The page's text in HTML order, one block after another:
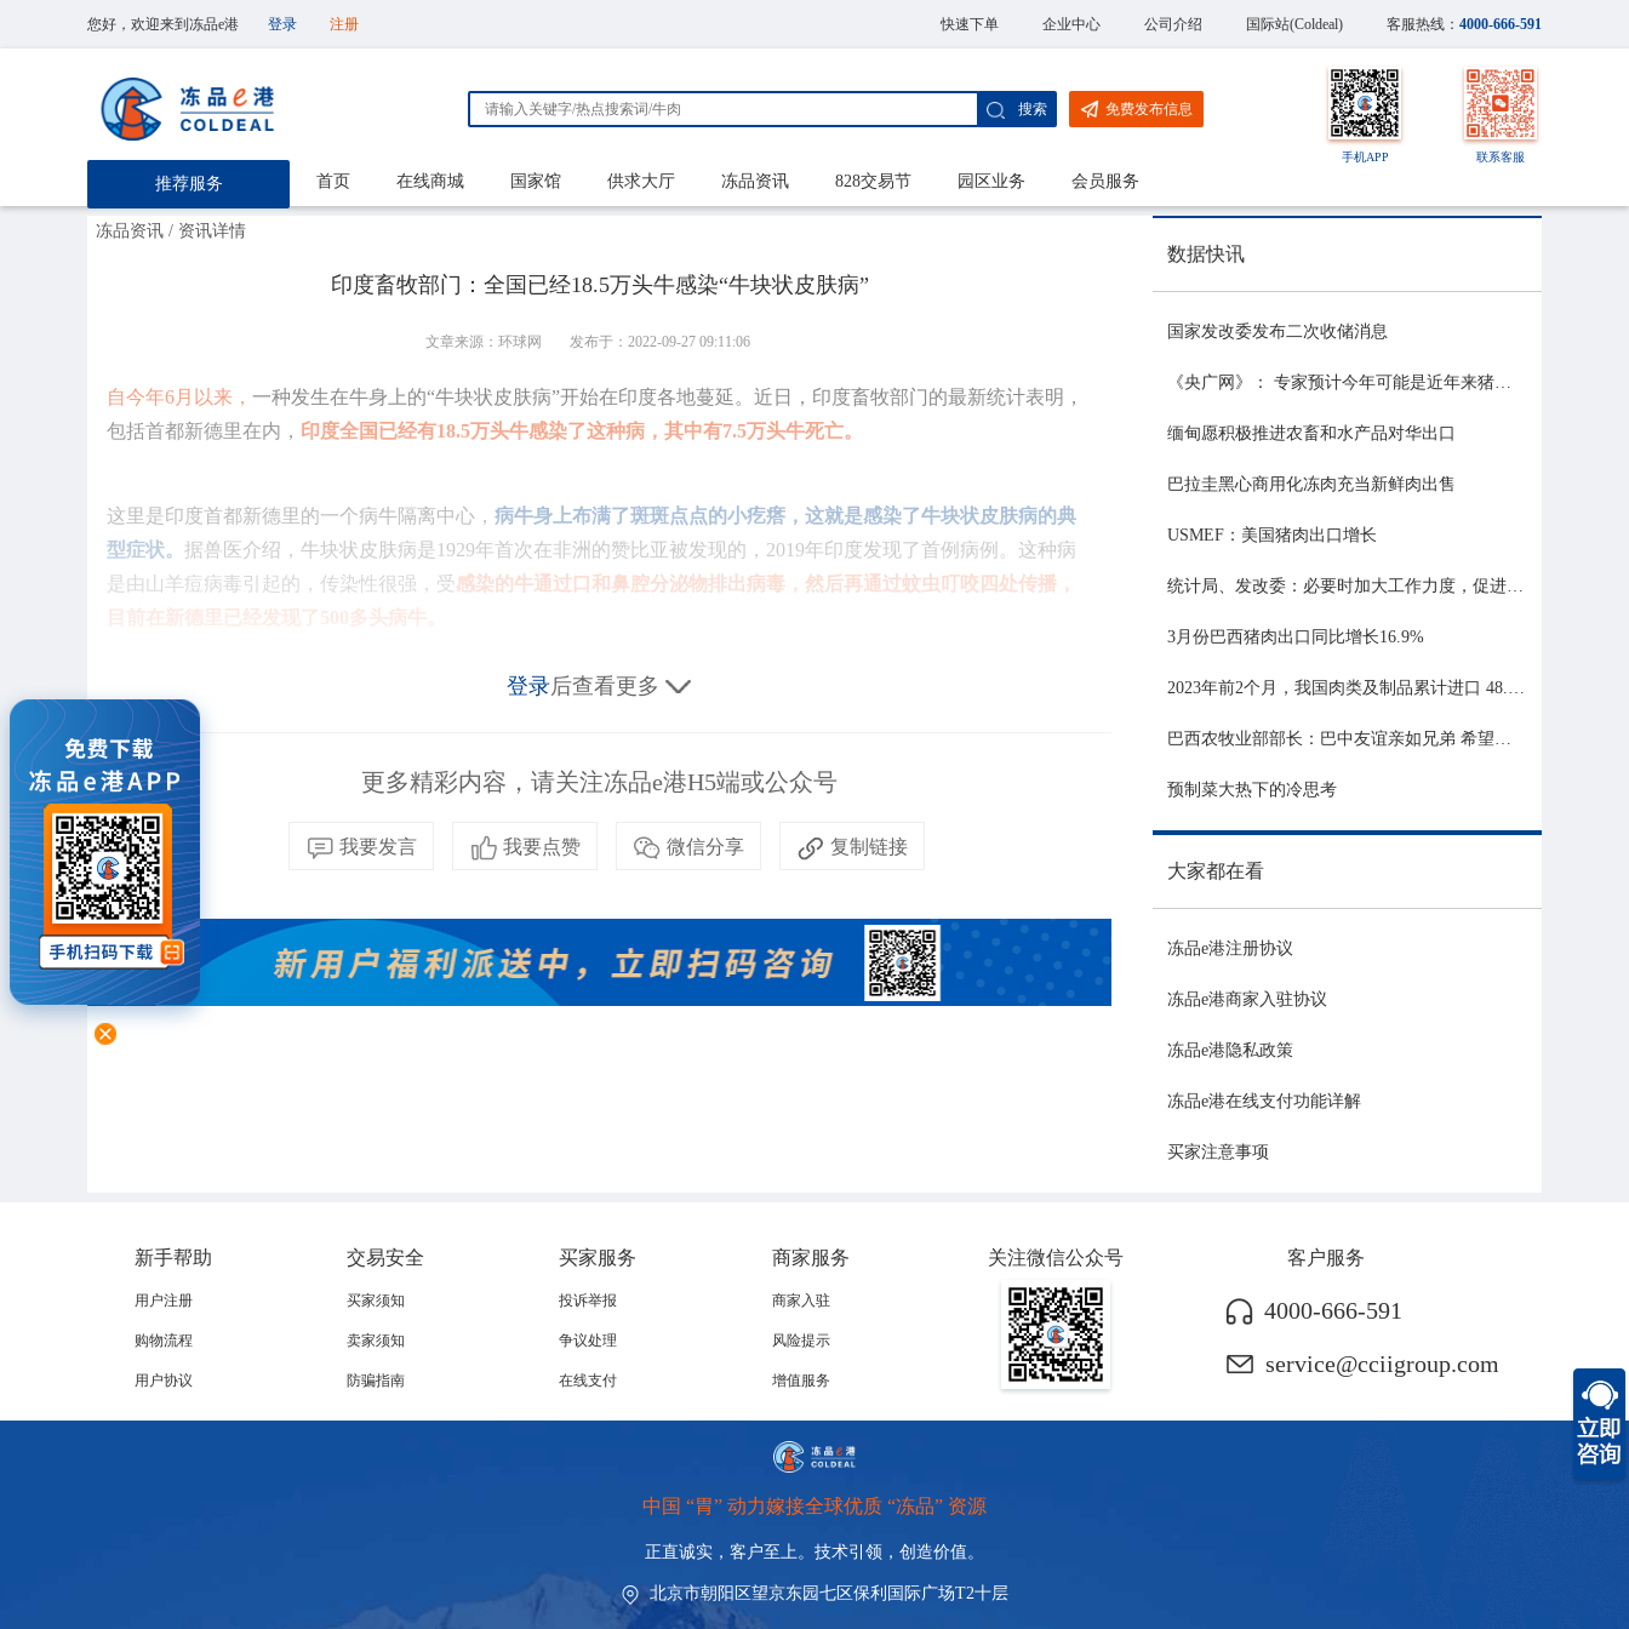
您好，欢迎来到冻品e港 登录 注册 快速下单 企业中心 公司介绍 国际站(Coldeal) 客服热线： 4000-666-591
推荐服务
搜索 免费发布信息
手机APP 联系客服
首页 在线商城 国家馆 供求大厅 冻品资讯 828交易节 园区业务 会员服务
冻品资讯 / 资讯详情
印度畜牧部门：全国已经18.5万头牛感染“牛块状皮肤病”
文章来源：环球网 发布于：2022-09-27 09:11:06
​自今年6月以来， 一种发生在牛身上的“牛块状皮肤病”开始在印度各地蔓延。近日，印度畜牧部门的最新统计表明，
包括首都新德里在内， 印度全国已经有18.5万头牛感染了这种病，其中有7.5万头牛死亡。
这里是印度首都新德里的一个病牛隔离中心， 病牛身上布满了斑斑点点的小疙瘩，这就是感染了牛块状皮肤病的典
型症状。 据兽医介绍，牛块状皮肤病是1929年首次在非洲的赞比亚被发现的，2019年印度发现了首例病例。这种病
是由山羊痘病毒引起的，传染性很强，受感染的牛通过口和鼻腔分泌物排出病毒，然后再通过蚊虫叮咬四处传播，
目前在新德里已经发现了500多头病牛。
新德里西南部地区畜牧局副主任 保尼卡尔：对印度而言，牛块状皮肤病是一种比较新的疾病，过去3年间，这种病都
印度政府部门表示，从9月初已经开始在疫区派发了970万剂疫苗，并在牛场大规模扑杀蚊子以阻断传播链，而印度
登录后查看更多
更多精彩内容，请关注冻品e港H5端或公众号
我要发言 我要点赞 微信分享 复制链接
数据快讯
国家发改委发布二次收储消息
《央广网》： 专家预计今年可能是近年来猪价最稳的一年
缅甸愿积极推进农畜和水产品对华出口
巴拉圭黑心商用化冻肉充当新鲜肉出售
USMEF：美国猪肉出口增长
统计局、发改委：必要时加大工作力度，促进生猪市场平稳运行
3月份巴西猪肉出口同比增长16.9%
2023年前2个月，我国肉类及制品累计进口 48.06 亿美元，同比增长 21.81%
巴西农牧业部部长：巴中友谊亲如兄弟 希望与中国深化农业合作
预制菜大热下的冷思考
大家都在看
冻品e港注册协议
冻品e港商家入驻协议
冻品e港隐私政策
冻品e港在线支付功能详解
买家注意事项
新手帮助
用户注册
购物流程
用户协议
交易安全
买家须知
卖家须知
防骗指南
买家服务
投诉举报
争议处理
在线支付
商家服务
商家入驻
风险提示
增值服务
关注微信公众号 客户服务
4000-666-591
service@cciigroup.com
中国 “胃” 动力嫁接全球优质 “冻品” 资源
正直诚实，客户至上。技术引领， 创造价值。
北京市朝阳区望京东园七区保利国际广场T2十层